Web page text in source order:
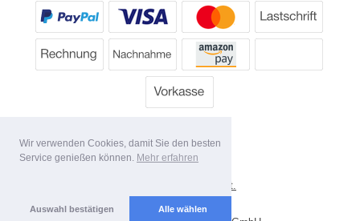
Wir verwenden Cookies, damit Sie den besten
Service genießen können. Mehr erfahren
Auswahl bestätigen Alle wählen
Alle Preise inkl. MwSt.
Lieferbedingungen